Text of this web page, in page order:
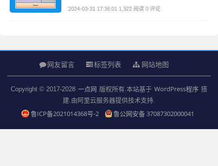
2024-03-31 17:36:01 1,322 阅读 0 评论
网友留言 标签列表 网站地图
Copyright © 2017-2028 一点网 版权所有.本站基于 WordPress程序 搭
建.由阿里云服务器提供技术支持.
鲁ICP备2021014368号-2 鲁公网安备 37087302000041